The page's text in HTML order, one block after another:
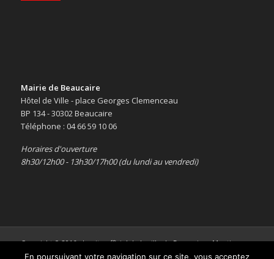
Mairie de Beaucaire
Hôtel de Ville - place Georges Clemenceau
BP 134 - 30302 Beaucaire
Téléphone : 04 66 59 10 06
Horaires d'ouverture
8h30/12h00 - 13h30/17h00 (du lundi au vendredi)
Copyright © 2016 -Le site officiel de la ville de Beaucaire-Mentions
légales
En poursuivant votre navigation sur ce site, vous acceptez